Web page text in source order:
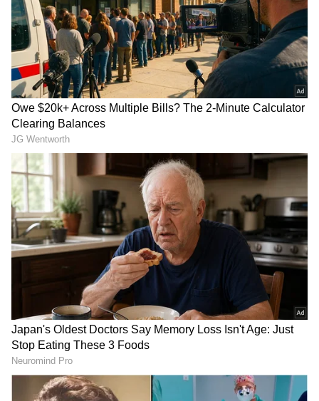
Image Credit :SOCIAL MEDIA
ಸಿಂಹ ರಾಶಿ ಭವಿಷ್ಯ
ಸಿಂಹ ರಾಶಿಯವರಿಗೆ ಜುಲೈ ತಿಂಗಳು ಗೌರವ ಮತ್ತು ಪ್ರತಿಷ್ಠೆಯ
ತಿಂಗಳು. ಈ ಅವಧಿಯಲ್ಲಿ, ಕಾರ್ಮಿಕ ವರ್ಗದ ಜನರಿಗೆ ಬಡ್ತಿ
ಸಿಗುವ ಸಾಧ್ಯತೆಯಿದೆ. ಅಲ್ಲದೆ, ನೀವು ಕೆಲವು ಒಳ್ಳೆಯ
ಸುದ್ದಿಗಳನ್ನು ಕೇಳುವಿರಿ. ನೀವು ಹೊಸ ವ್ಯವಹಾರವನ್ನು
ಪ್ರಾರಂಭಿಸಲು ಬಯಸಿದರೆ, ಈ ಸಮಯ ನಿಮಗೆ ಒಳ್ಳೆಯದು.
ಮನೆಯಲ್ಲಿನ ವಾತಾವರಣವು ಸಂತೋಷವಾಗಿರುತ್ತದೆ. ನಿಮ್ಮ
ಸಂಗಾತಿಯಿಂದ ನಿಮಗೆ ಉತ್ತಮ ಬೆಂಬಲ ಸಿಗುತ್ತದೆ.